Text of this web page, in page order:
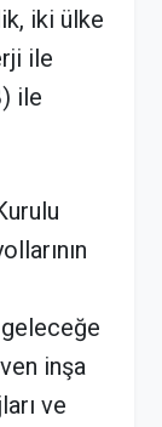
iki ülke
ile
ile
geleceğe
inşa
ve